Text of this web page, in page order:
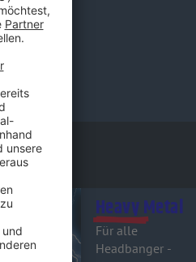
- Heavy Metal Heavy Metal
Für alle
Headbanger -